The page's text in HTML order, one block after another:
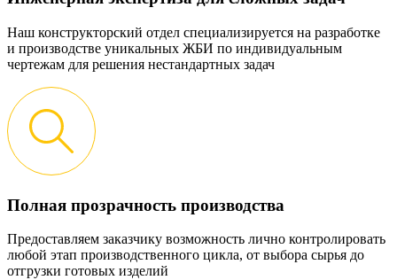
Наш конструкторский отдел специализируется на разработке
и производстве уникальных ЖБИ по индивидуальным
чертежам для решения нестандартных задач
Полная прозрачность производства
Предоставляем заказчику возможность лично контролировать
любой этап производственного цикла, от выбора сырья до
отгрузки готовых изделий